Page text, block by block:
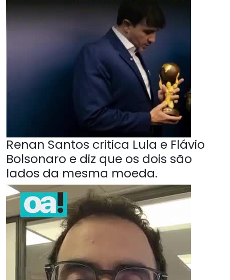
Renan Santos critica Lula e Flávio
Bolsonaro e diz que os dois são
lados da mesma moeda.